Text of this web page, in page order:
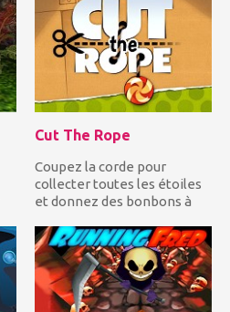
Cut The Rope
Coupez la corde pour
collecter toutes les étoiles
et donnez des bonbons à
chaq...